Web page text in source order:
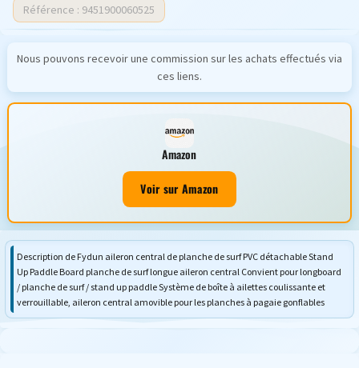
Référence : 9451900060525
Nous pouvons recevoir une commission sur les achats effectués via
ces liens.
Amazon
Voir sur Amazon
Description de Fydun aileron central de planche de surf PVC détachable Stand
Up Paddle Board planche de surf longue aileron central Convient pour longboard
/ planche de surf / stand up paddle Système de boîte à ailettes coulissante et
verrouillable, aileron central amovible pour les planches à pagaie gonflables